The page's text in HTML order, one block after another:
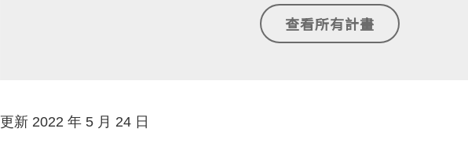
查看所有計畫
更新 2022 年 5 月 24 日